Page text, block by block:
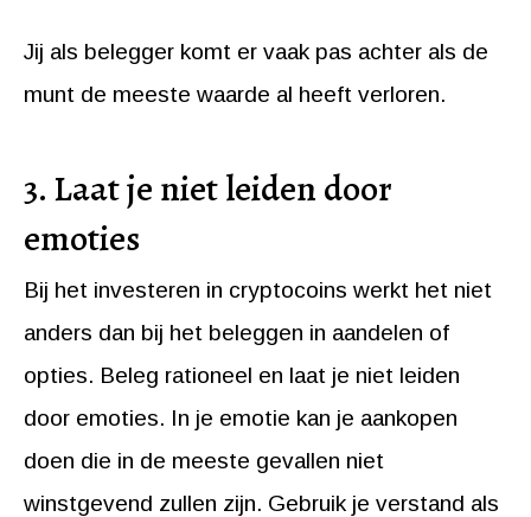
Jij als belegger komt er vaak pas achter als de
munt de meeste waarde al heeft verloren.
3. Laat je niet leiden door
emoties
Bij het investeren in cryptocoins werkt het niet
anders dan bij het beleggen in aandelen of
opties. Beleg rationeel en laat je niet leiden
door emoties. In je emotie kan je aankopen
doen die in de meeste gevallen niet
winstgevend zullen zijn. Gebruik je verstand als